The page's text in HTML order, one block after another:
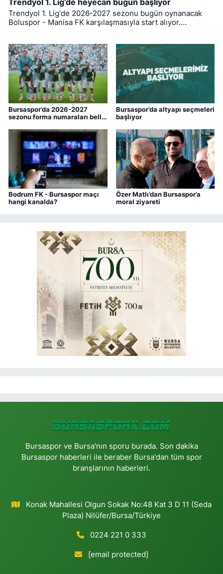
Trendyol 1. Lig’de heyecan bugün başlıyor
Trendyol 1. Lig'de 2026-2027 sezonu bugün oynanacak
Boluspor - Manisa FK karşılaşmasıyla start alıyor.
Bursaspor’da 2026-2027
sezonu forma numaraları belli
Bursaspor’da altyapı seçmeleri
başlıyor
Bodrum FK - Bursaspor maçı
hangi kanalda?
Özer Matlı’dan Bursaspor’a
moral ziyareti
Bursaspor ve Bursa'nın sporu burada. Son dakika
Bursaspor haberleri ile beraber Bursa'dan tüm spor
branşlarının haberleri.
Konak Mahallesi Olgun Sokak No:48 Kat 3 D 11 (Seda
Plaza) Nilüfer/Bursa/Türkiye
0224 221 0 333
[email protected]